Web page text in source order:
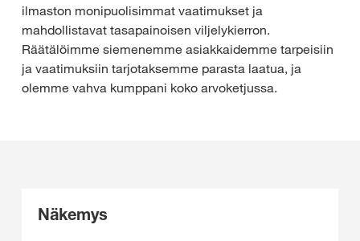
ilmaston monipuolisimmat vaatimukset ja
mahdollistavat tasapainoisen viljelykierron.
Räätälöimme siemenemme asiakkaidemme tarpeisiin
ja vaatimuksiin tarjotaksemme parasta laatua, ja
olemme vahva kumppani koko arvoketjussa.
Näkemys